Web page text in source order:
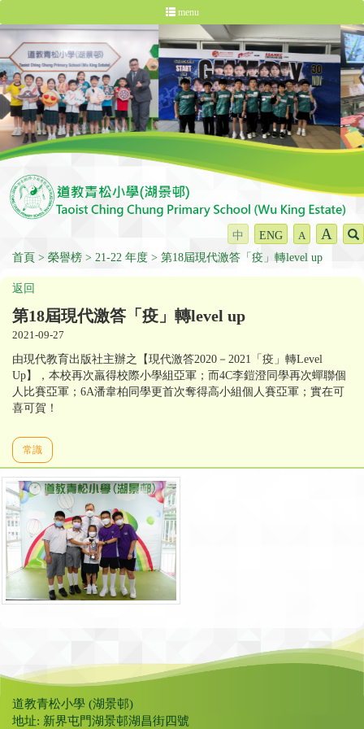
menu
中 ENG A A
首頁 榮譽榜 21-22 年度 第18屆現代激答「疫」轉level up
返回
第18屆現代激答「疫」轉level up
2021-09-27
由現代教育出版社主辦之【現代激答2020－2021「疫」轉Level
Up】，本校再次羸得校際小學組亞軍；而4C李鎧澄同學再次蟬聯個
人比賽亞軍；6A潘韋柏同學更首次奪得高小組個人賽亞軍；實在可
喜可賀！
常識
道教青松小學 (湖景邨)
地址: 新界屯門湖景邨湖昌街四號